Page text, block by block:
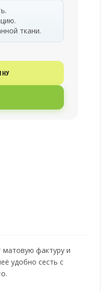
ткани.
матовую фактуру и
удобно сесть с